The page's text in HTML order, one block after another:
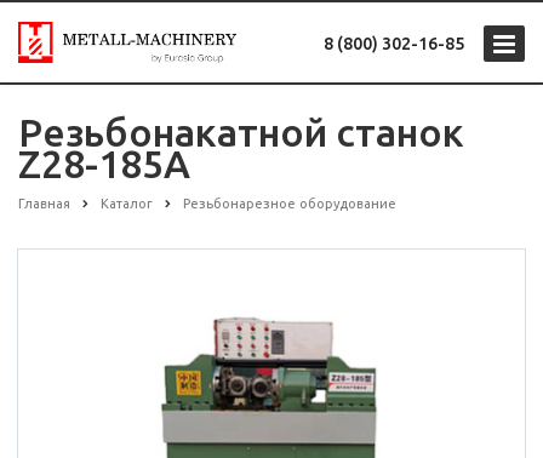
8 (800) 302-16-85
Резьбонакатной станок
Z28-185A
Главная Каталог Резьбонарезное оборудование